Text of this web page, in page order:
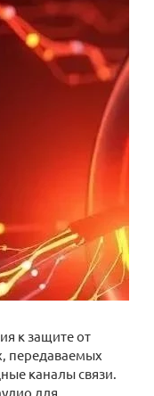
к защите от
передаваемых
каналы связи.
для